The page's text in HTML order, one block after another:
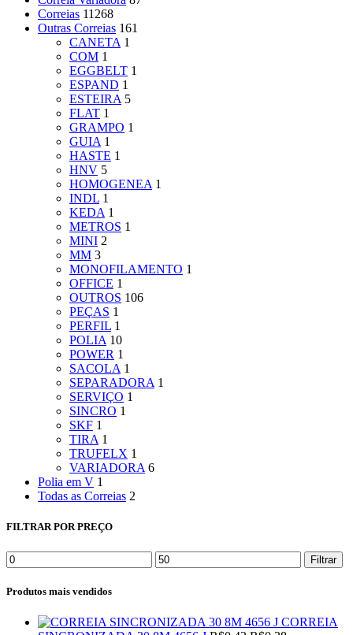
Correias 11268
Outras Correias 161
CANETA 1
COM 1
EGGBELT 1
ESPAND 1
ESTEIRA 5
FLAT 1
GRAMPO 1
GUIA 1
HASTE 1
HNV 5
HOMOGENEA 1
INDL 1
KEDA 1
METROS 1
MINI 2
MM 3
MONOFILAMENTO 1
OFFICE 1
OUTROS 106
PEÇAS 1
PERFIL 1
POLIA 10
POWER 1
SACOLA 1
SEPARADORA 1
SERVIÇO 1
SINCRO 1
SKF 1
TIRA 1
TRUFELX 1
VARIADORA 6
Polia em V 1
Todas as Correias 2
FILTRAR POR PREÇO
Filtrar
Produtos mais vendidos
CORREIA